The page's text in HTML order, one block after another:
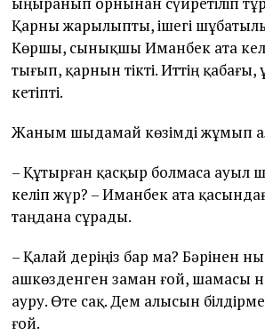
Қарны жарылыпты, ішегі
Көршы, сынықшы Иманбек ата
тығып, қарнын тікті. Иттің
кетіпті.
Жаным шыдамай көзімді жұмып
– Құтырған қасқыр болмаса ауыл
келіп жүр? – Иманбек ата
таңдана сұрады.
– Қалай деріңіз бар ма? Бәрінен
ашкөзденген заман ғой, шамасы
ауру. Өте сақ. Дем алысын
ғой.